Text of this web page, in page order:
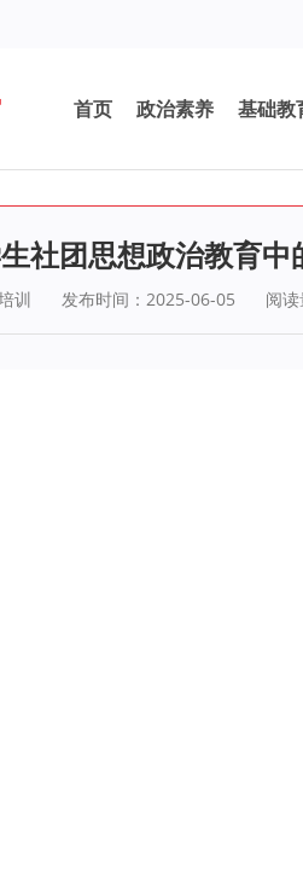
首页 政治素养 基础教
社团思想政治教育中
训 发布时间：2025-06-05 阅